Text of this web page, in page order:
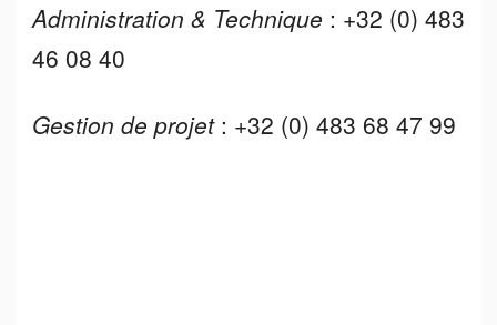
Administration & Technique : +32 (0) 483
46 08 40
Gestion de projet: +32 (0) 483 68 47 99